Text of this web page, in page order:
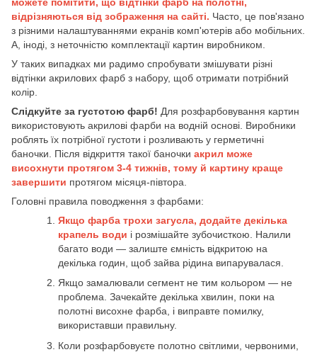
відрізняються від зображення на сайті. Часто, це пов'язано
з різними налаштуваннями екранів комп'ютерів або мобільних.
А, іноді, з неточністю комплектації картин виробником.
У таких випадках ми радимо спробувати змішувати різні
відтінки акрилових фарб з набору, щоб отримати потрібний
колір.
Слідкуйте за густотою фарб! Для розфарбовування картин
використовують акрилові фарби на водній основі. Виробники
роблять їх потрібної густоти і розливають у герметичні
баночки. Після відкриття такої баночки акрил може
висохнути протягом 3-4 тижнів, тому й картину краще
завершити протягом місяця-півтора.
Головні правила поводження з фарбами:
Якщо фарба трохи загусла, додайте декілька
крапель води і розмішайте зубочисткою. Налили
багато води — залиште ємність відкритою на
декілька годин, щоб зайва рідина випарувалася.
Якщо замалювали сегмент не тим кольором — не
проблема. Зачекайте декілька хвилин, поки на
полотні висохне фарба, і виправте помилку,
використавши правильну.
Коли розфарбовуєте полотно світлими, червоними,